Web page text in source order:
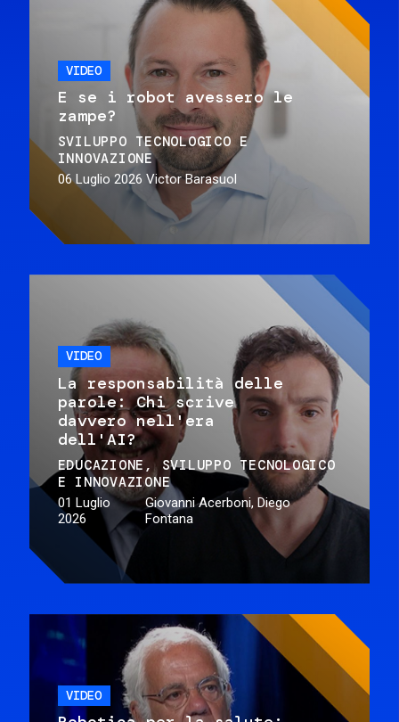
VIDEO
E se i robot avessero le
zampe?
SVILUPPO TECNOLOGICO E
INNOVAZIONE
06 Luglio 2026 Victor Barasuol
VIDEO
La responsabilità delle
parole: Chi scrive
davvero nell'era
dell'AI?
EDUCAZIONE
SVILUPPO TECNOLOGICO
E INNOVAZIONE
01 Luglio
2026
Giovanni Acerboni, Diego
Fontana
VIDEO